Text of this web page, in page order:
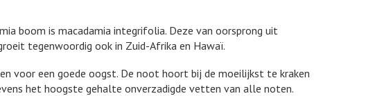
boom is macadamia integrifolia. Deze van oorsprong uit
tegenwoordig ook in Zuid-Afrika en Hawaï.
voor een goede oogst. De noot hoort bij de moeilijkst te kraken
het hoogste gehalte onverzadigde vetten van alle noten.